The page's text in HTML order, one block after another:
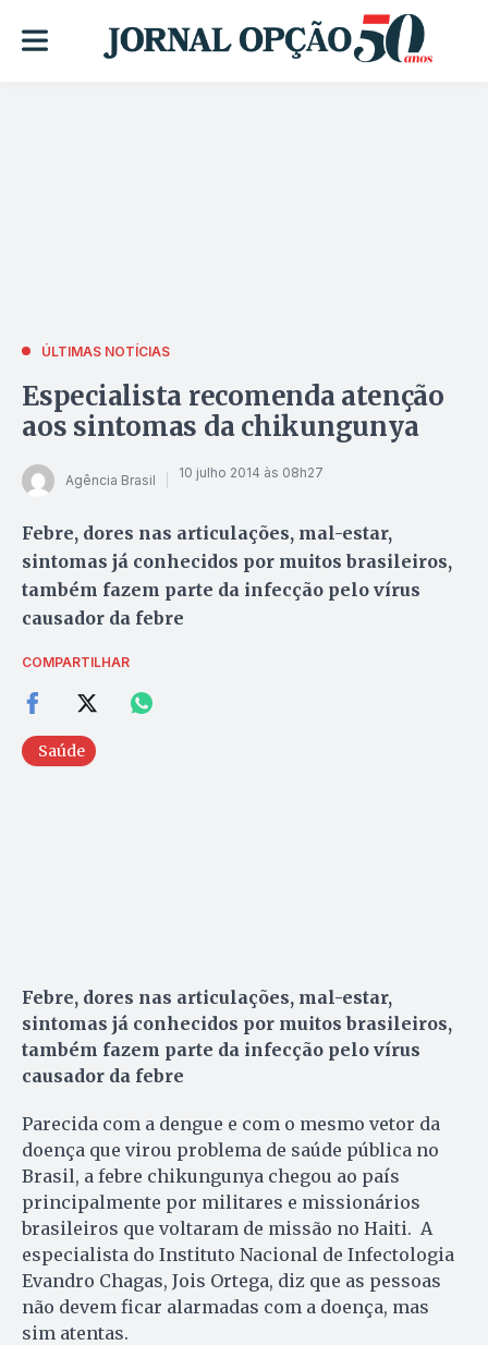
ÚLTIMAS NOTÍCIAS
Especialista recomenda atenção
aos sintomas da chikungunya
Agência Brasil 10 julho 2014 às 08h27
Febre, dores nas articulações, mal-estar,
sintomas já conhecidos por muitos brasileiros,
também fazem parte da infecção pelo vírus
causador da febre
COMPARTILHAR
Saúde
Febre, dores nas articulações, mal-estar,
sintomas já conhecidos por muitos brasileiros,
também fazem parte da infecção pelo vírus
causador da febre
Parecida com a dengue e com o mesmo vetor da
doença que virou problema de saúde pública no
Brasil, a febre chikungunya chegou ao país
principalmente por militares e missionários
brasileiros que voltaram de missão no Haiti. A
especialista do Instituto Nacional de Infectologia
Evandro Chagas, Jois Ortega, diz que as pessoas
não devem ficar alarmadas com a doença, mas
sim atentas.